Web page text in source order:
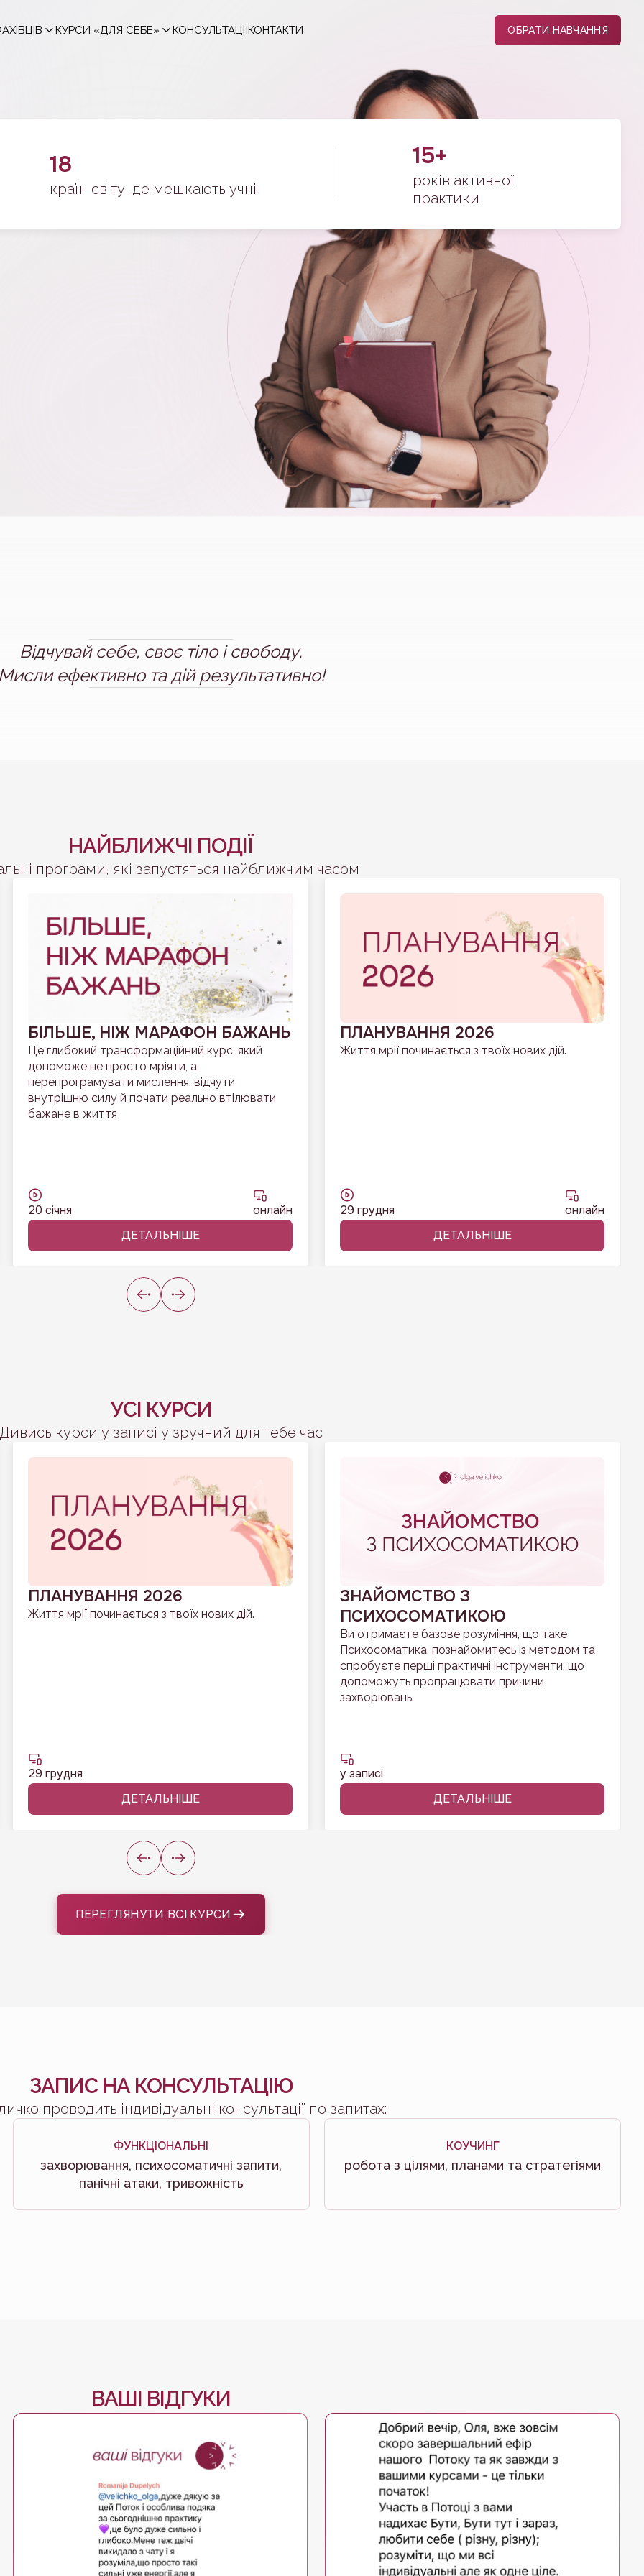
КУРСИ «ДЛЯ СЕБЕ» КОНСУЛЬТАЦІЇКОНТАКТИ ОБРАТИ НАВЧАННЯ
18
країн світу, де мешкають учні
15+
років активної
практики
Відчувай себе, своє тіло і свободу.
ефективно та дій результативно!
НАЙБЛИЖЧІ ПОДІЇ
програми, які запустяться найближчим часом
БІЛЬШЕ, НІЖ МАРАФОН БАЖАНЬ
Це глибокий трансформаційний курс, який
допоможе не просто мріяти, а
перепрограмувати мислення, відчути
внутрішню силу й почати реально втілювати
бажане в життя
20 січня онлайн
ДЕТАЛЬНІШЕ
ПЛАНУВАННЯ 2026
Життя мрії починається з твоїх нових дій.
29 грудня онлайн
ДЕТАЛЬНІШЕ
УСІ КУРСИ
Дивись курси у записі у зручний для тебе час
ПЛАНУВАННЯ 2026
Життя мрії починається з твоїх нових дій.
29 грудня
ДЕТАЛЬНІШЕ
ЗНАЙОМСТВО З
ПСИХОСОМАТИКОЮ
Ви отримаєте базове розуміння, що таке
Психосоматика, познайомитесь із методом та
спробуєте перші практичні інструменти, що
допоможуть пропрацювати причини
захворювань.
у записі
ДЕТАЛЬНІШЕ
ПЕРЕГЛЯНУТИ ВСІ КУРСИ
ЗАПИС НА КОНСУЛЬТАЦІЮ
проводить індивідуальні консультації по запитах:
ФУНКЦІОНАЛЬНІ
захворювання, психосоматичні запити,
панічні атаки, тривожність
КОУЧИНГ
робота з цілями, планами та стратегіями
ВАШІ ВІДГУКИ